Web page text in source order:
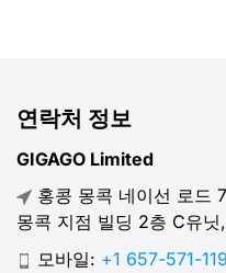
연락처 정보
GIGAGO Limited
홍콩 몽콕 네이선 로드
몽콕 지점 빌딩 2층 C유
모바일: +1 657-571-